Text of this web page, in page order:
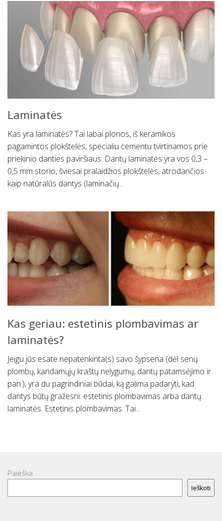
Laminatės
Kas yra laminatės? Tai labai plonos, iš keramikos
pagamintos plokštelės, specialiu cementu tvirtinamos prie
priekinio danties paviršiaus. Dantų laminatės yra vos 0,3 –
0,5 mm storio, šviesai pralaidžios plokštelės, atrodančios
kaip natūralūs dantys (laminačių...
Kas geriau: estetinis plombavimas ar
laminatės?
Jeigu jūs esate nepatenkinta(s) savo šypsena (dėl senų
plombų, kandamųjų kraštų nelygumų, dantų patamsėjimo ir
pan.), yra du pagrindiniai būdai, ką galima padaryti, kad
dantys būtų gražesni: estetinis plombavimas arba dantų
laminatės. Estetinis plombavimas. Tai...
Paieška
Ieškoti